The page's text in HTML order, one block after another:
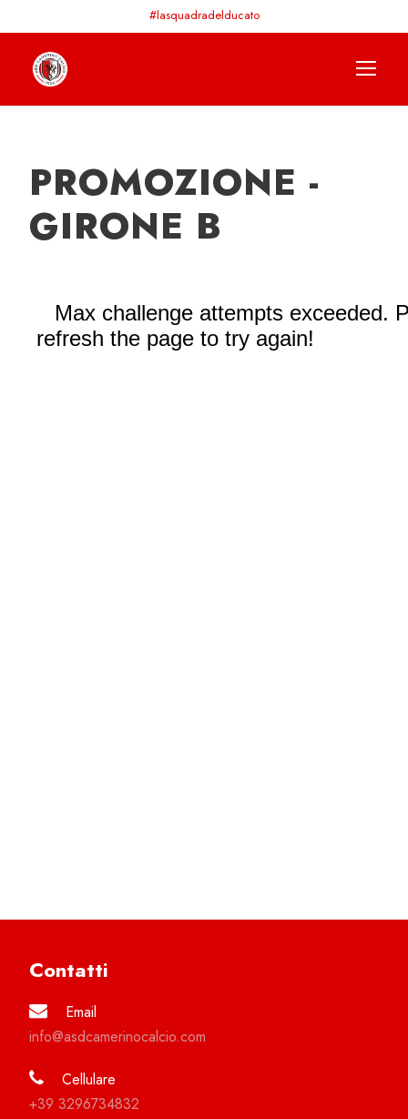
#lasquadradelducato
PROMOZIONE -
GIRONE B
Contatti
Email
info@asdcamerinocalcio.com
Cellulare
+39 3296734832